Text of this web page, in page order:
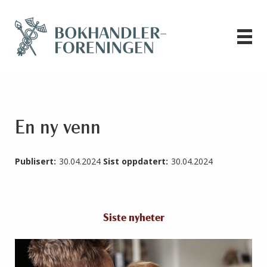
En ny venn
Publisert: 30.04.2024 Sist oppdatert: 30.04.2024
Siste nyheter